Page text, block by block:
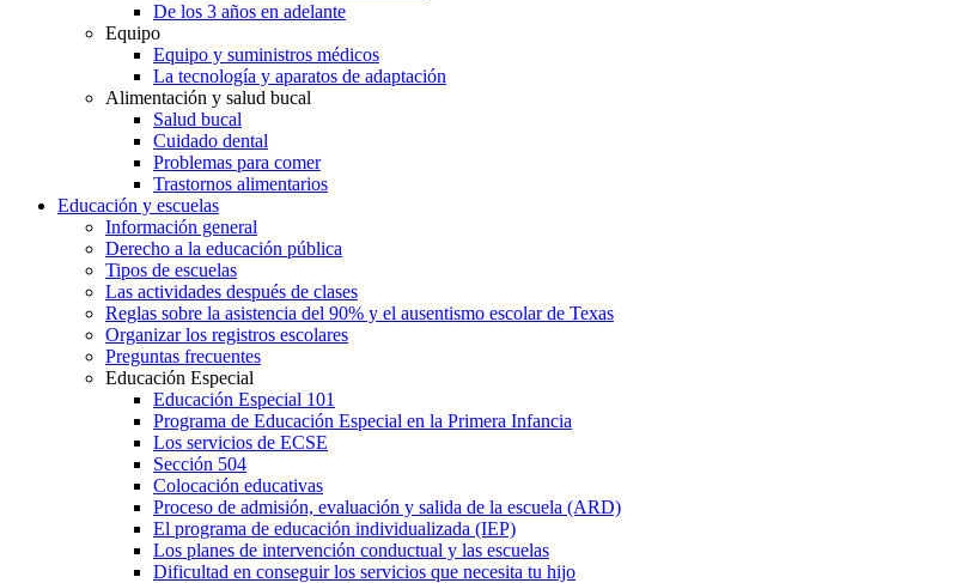
De los 3 años en adelante
Equipo
Equipo y suministros médicos
La tecnología y aparatos de adaptación
Alimentación y salud bucal
Salud bucal
Cuidado dental
Problemas para comer
Trastornos alimentarios
Educación y escuelas
Información general
Derecho a la educación pública
Tipos de escuelas
Las actividades después de clases
Reglas sobre la asistencia del 90% y el ausentismo escolar de Texas
Organizar los registros escolares
Preguntas frecuentes
Educación Especial
Educación Especial 101
Programa de Educación Especial en la Primera Infancia
Los servicios de ECSE
Sección 504
Colocación educativas
Proceso de admisión, evaluación y salida de la escuela (ARD)
El programa de educación individualizada (IEP)
Los planes de intervención conductual y las escuelas
Dificultad en conseguir los servicios que necesita tu hijo